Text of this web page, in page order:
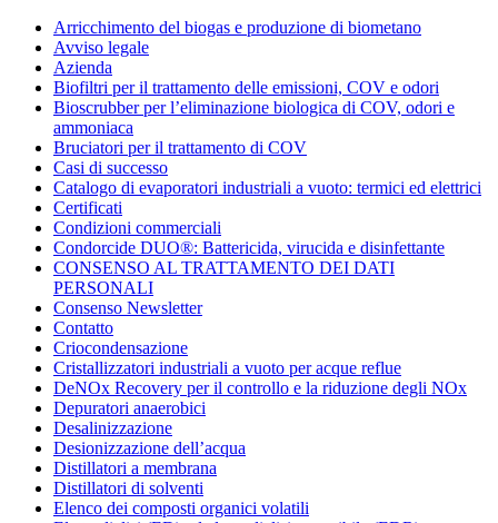
Condorchem
Enviro
Solutions
Arricchimento del biogas e produzione di biometano
Avviso legale
Azienda
Biofiltri per il trattamento delle emissioni, COV e odori
Bioscrubber per l’eliminazione biologica di COV, odori e
ammoniaca
Bruciatori per il trattamento di COV
Casi di successo
Catalogo di evaporatori industriali a vuoto: termici ed elettrici
Certificati
Condizioni commerciali
Condorcide DUO®: Battericida, virucida e disinfettante
CONSENSO AL TRATTAMENTO DEI DATI
PERSONALI
Consenso Newsletter
Contatto
Criocondensazione
Cristallizzatori industriali a vuoto per acque reflue
DeNOx Recovery per il controllo e la riduzione degli NOx
Depuratori anaerobici
Desalinizzazione
Desionizzazione dell’acqua
Distillatori a membrana
Distillatori di solventi
Elenco dei composti organici volatili